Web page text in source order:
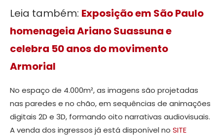
Leia também: Exposição em São Paulo
homenageia Ariano Suassuna e
celebra 50 anos do movimento
Armorial
No espaço de 4.000m², as imagens são projetadas
nas paredes e no chão, em sequências de animações
digitais 2D e 3D, formando oito narrativas audiovisuais.
A venda dos ingressos já está disponível no SITE